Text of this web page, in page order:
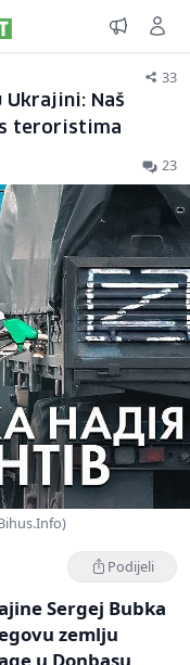
33
Ukrajini: Naš
teroristima
23
Podijeli
Sergej Bubka
zemlju
u Donbasu,